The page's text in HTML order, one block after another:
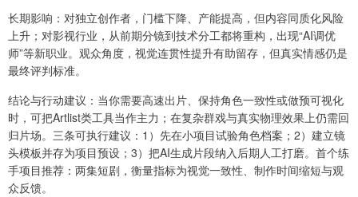
长期影响：对独立创作者，门槛下降、产能提高，但内容同质化风险
上升；对影视行业，从前期分镜到技术分工都将重构，出现“AI调优
师”等新职业。观众角度，视觉连贯性提升有助留存，但真实情感仍是
最终评判标准。
结论与行动建议：当你需要高速出片、保持角色一致性或做预可视化
时，可把Artlist类工具当作主力；在复杂群戏与真实物理效果上仍需回
归片场。三条可执行建议：1）先在小项目试验角色档案；2）建立镜
头模板并存为项目预设；3）把AI生成片段纳入后期人工打磨。首个练
手项目推荐：两集短剧，衡量指标为视觉一致性、制作时间缩短与观
众反馈。